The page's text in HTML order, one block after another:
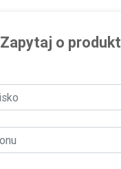
Zapytaj o produkt